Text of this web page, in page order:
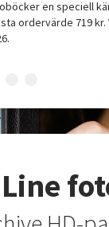
en speciell
ordervärde 719